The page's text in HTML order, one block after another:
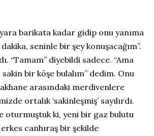
barikata kadar gidip onu yanıma
seninle bir şey konuşacağım”.
“Tamam” diyebildi sadece. “Ama
bir köşe bulalım” dedim. Onu
arasındaki merdivenlere
ortalık ‘sakinleşmiş’ sayılırdı.
oturmuştuk ki, yeni bir gaz bulutu
canhıraş bir şekilde